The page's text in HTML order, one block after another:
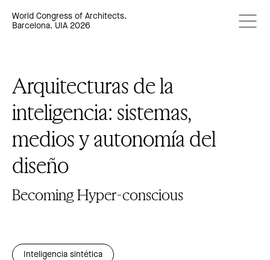
World Congress of Architects.
Barcelona. UIA 2026
Arquitecturas de la
inteligencia: sistemas,
medios y autonomía del
diseño
Becoming Hyper-conscious
Inteligencia sintética